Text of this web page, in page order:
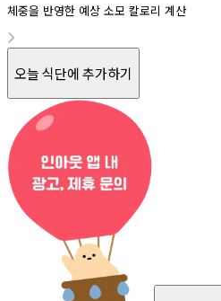
체중을 반영한 예상 소모 칼로리 계산
오늘 식단에 추가하기